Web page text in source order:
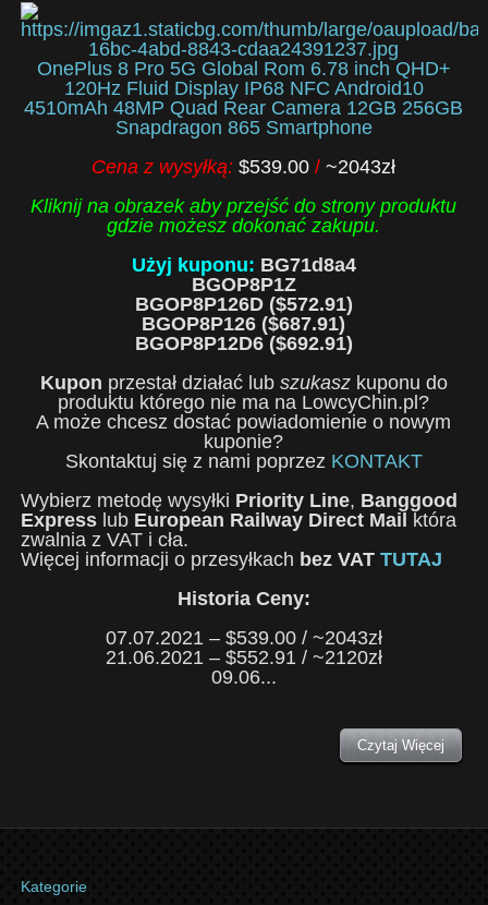
OnePlus 8 Pro 5G Global Rom 6.78 inch QHD+
120Hz Fluid Display IP68 NFC Android10
4510mAh 48MP Quad Rear Camera 12GB 256GB
Snapdragon 865 Smartphone
Cena z wysyłką:$539.00/~2043zł
Kliknij na obrazek aby przejść do strony produktu
gdzie możesz dokonać zakupu.
Użyj kuponu: BG71d8a4
BGOP8P1Z
BGOP8P126D ($572.91)
BGOP8P126 ($687.91)
BGOP8P12D6($692.91)
Kupon przestał działać lub szukaszkuponu do
produktu którego nie ma na LowcyChin.pl?
A może chcesz dostać powiadomienie o nowym
kuponie?
Skontaktuj się z nami poprzez KONTAKT
Wybierz metodę wysyłki Priority Line, Banggood
Expresslub European Railway Direct Mail
która
zwalnia z VAT i cła.
Więcej informacji o przesyłkach bez VAT TUTAJ
Historia Ceny:
07.07.2021 – $539.00 / ~2043zł
21.06.2021 – $552.91 / ~2120zł
09.06...
Czytaj Więcej
Kategorie